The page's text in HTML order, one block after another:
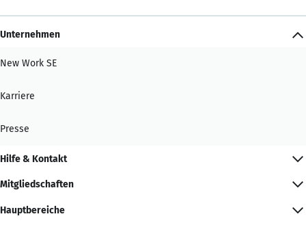
Unternehmen
New Work SE
Karriere
Presse
Hilfe & Kontakt
Mitgliedschaften
Hauptbereiche